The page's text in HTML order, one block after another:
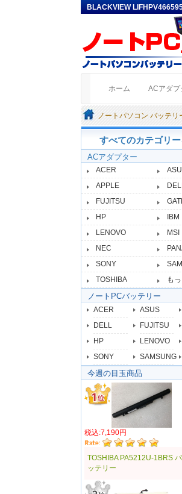
BLACKVIEW
ホーム (current)ACアダプ
ノートパソコン バッテリ
すべてのカテゴリ
ACアダプター
ACER
APPLE
FUJITSU
HP
IBM
LENOVO
MSI
NEC
SONY
TOSHIBA
も
ノートPCバッテリー
ACER ASUS
DELL
FUJITSU
HP
LENOVO
SONY
SAMSUNG
今週の目玉商品
税込:7,190円
TOSHIBA PA5212U-1BRS
ッテリー